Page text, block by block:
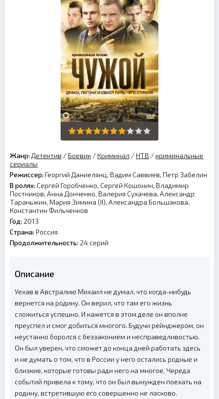
Жанр: Детектив / Боевик / Криминал / НТВ / криминальные
сериалы
Режиссер: Георгий Даниелянц, Вадим Саввиев, Петр Забелин
В ролях: Сергей Горобченко, Сергей Кошонин, Владимир
Постников, Анна Донченко, Валерия Сухачева, Александр
Тараньжин, Мария Зимина (II), Александра Большакова,
Константин Фильченков
Год: 2013
Страна: Россия
Продолжительность: 24 серий
Описание
Уехав в Австралию Михаил не думал, что когда-нибудь
вернется на родину. Он верил, что там его жизнь
сложиться успешно. И кажется в этом деле он вполне
преуспел и смог добиться многого. Будучи рейнджером, он
неустанно боролся с беззаконием и несправедливостью.
Он был уверен, что сможет до конца дней работать здесь
и не думать о том, что в России у него остались родные и
близкие, которые готовы ради него на многое. Череда
событий привела к тому, что он был вынужден поехать на
родину, встретившую его совершенно не ласково.